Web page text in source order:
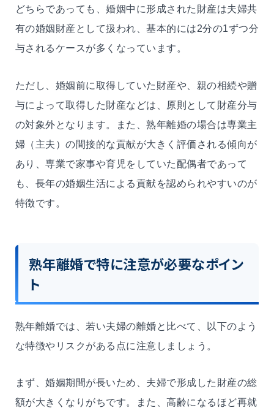
どちらであっても、婚姻中に形成された財産は夫婦共
有の婚姻財産として扱われ、基本的には2分の1ずつ分
与されるケースが多くなっています。
ただし、婚姻前に取得していた財産や、親の相続や贈
与によって取得した財産などは、原則として財産分与
の対象外となります。また、熟年離婚の場合は専業主
婦（主夫）の間接的な貢献が大きく評価される傾向が
あり、専業で家事や育児をしていた配偶者であって
も、長年の婚姻生活による貢献を認められやすいのが
特徴です。
熟年離婚で特に注意が必要なポイン
ト
熟年離婚では、若い夫婦の離婚と比べて、以下のよう
な特徴やリスクがある点に注意しましょう。
まず、婚姻期間が長いため、夫婦で形成した財産の総
額が大きくなりがちです。また、高齢になるほど再就